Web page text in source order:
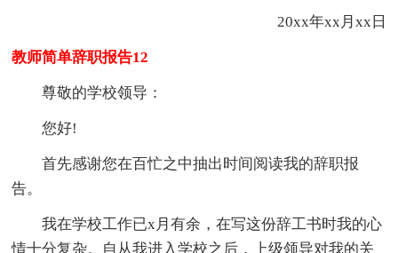
20xx年xx月xx日
教师简单辞职报告12
尊敬的学校领导：
您好!
首先感谢您在百忙之中抽出时间阅读我的辞职报
告。
我在学校工作已x月有余，在写这份辞工书时我的心
情十分复杂。自从我进入学校之后，上级领导对我的关